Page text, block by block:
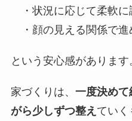
・状況に応じて柔軟に
・顔の見える関係で進
という安心感があります
家づくりは、 一度決め
がら少しずつ整え ていく